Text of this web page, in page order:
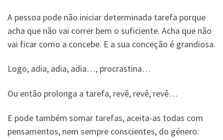
A pessoa pode não iniciar determinada tarefa porque
acha que não vai correr bem o suficiente. Acha que não
vai ficar como a concebe. E a sua conceção é grandiosa.
Logo, adia, adia, adia…, procrastina…
Ou então prolonga a tarefa, revê, revê, revê…
E pode também somar tarefas, aceita-as todas com
pensamentos, nem sempre conscientes, do género: